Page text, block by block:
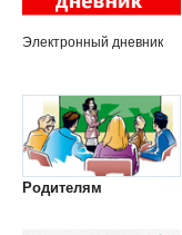
Электронный дневник
Родителям